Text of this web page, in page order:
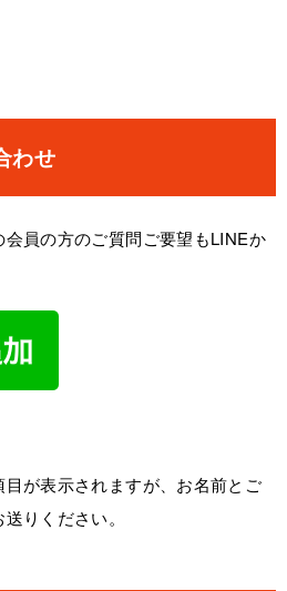
わせ
員の方のご質問ご要望もLINEか
が表示されますが、お名前とご
りください。